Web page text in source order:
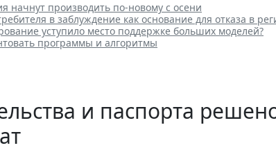
начнут производить по-новому с осени
в заблуждение как основание для отказа в
уступило место поддержке больших моделей?
программы и алгоритмы
и паспорта